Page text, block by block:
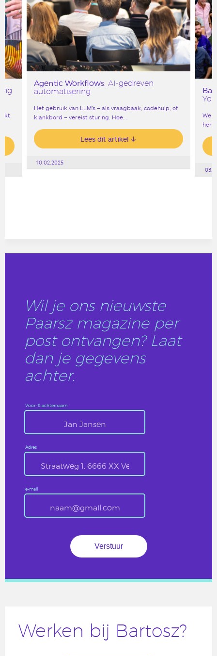
Agentic Workflows: AI-gedreven
automatisering
Het gebruik van LLM’s – als vraagbaak, codehulp, of
klankbord – vereist sturing. Hoe…
Lees dit artikel
10.02.2025
We
Wil je ons nieuwste
Paarsz magazine per
post ontvangen? Laat
dan je gegevens
achter.
Voor- & achternaam
Adres
e-mail
Werken bij Bartosz?